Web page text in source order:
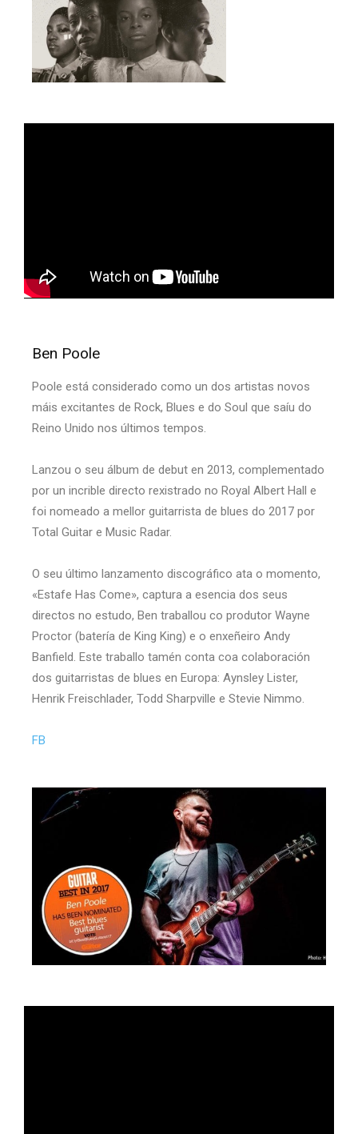
Ben Poole
Poole está considerado como un dos artistas novos
máis excitantes de Rock, Blues e do Soul que saíu do
Reino Unido nos últimos tempos.
Lanzou o seu álbum de debut en 2013, complementado
por un incrible directo rexistrado no Royal Albert Hall e
foi nomeado a mellor guitarrista de blues do 2017 por
Total Guitar e Music Radar.
O seu último lanzamento discográfico ata o momento,
«Estafe Has Come», captura a esencia dos seus
directos no estudo, Ben traballou co produtor Wayne
Proctor (batería de King King) e o enxeñeiro Andy
Banfield. Este traballo tamén conta coa colaboración
dos guitarristas de blues en Europa: Aynsley Lister,
Henrik Freischlader, Todd Sharpville e Stevie Nimmo.
FB